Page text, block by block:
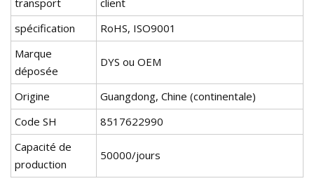
transport
client
spécification
RoHS, ISO9001
Marque
déposée
DYS ou OEM
Origine
Guangdong, Chine (continentale)
Code SH
8517622990
Capacité de
production
50000/jours